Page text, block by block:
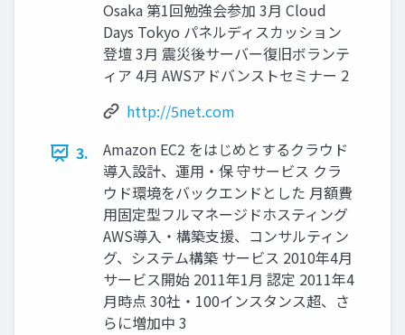
Osaka 第1回勉強会参加 3月 Cloud
Days Tokyo パネルディスカッション
登壇 3月 震災後サーバー復旧ボランテ
ィア 4月 AWSアドバンストセミナー 2
http://5net.com
3.
Amazon EC2 をはじめとするクラウド
導入設計、運用・保 守サービス クラ
ウド環境をバックエンドとした 月額費
用固定型フルマネージドホスティング
AWS導入・構築支援、コンサルティン
グ、システム構築 サービス 2010年4月
サービス開始 2011年1月 認定 2011年4
月時点 30社・100インスタンス超、さ
らに増加中 3